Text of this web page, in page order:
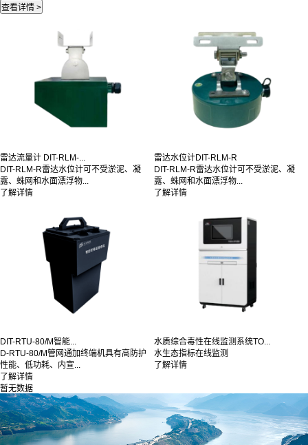
雷达流量计 DIT-RLM-...
DIT-RLM-R雷达水位计可不受淤泥、凝
露、蛛网和水面漂浮物...
了解详情
雷达水位计DIT-RLM-R
DIT-RLM-R雷达水位计可不受淤泥、凝
露、蛛网和水面漂浮物...
了解详情
DIT-RTU-80/M智能...
D-RTU-80/M管网通加终端机具有高防护
性能、低功耗、内宣...
了解详情
水质综合毒性在线监测系统TO...
水生态指标在线监测
了解详情
暂无数据